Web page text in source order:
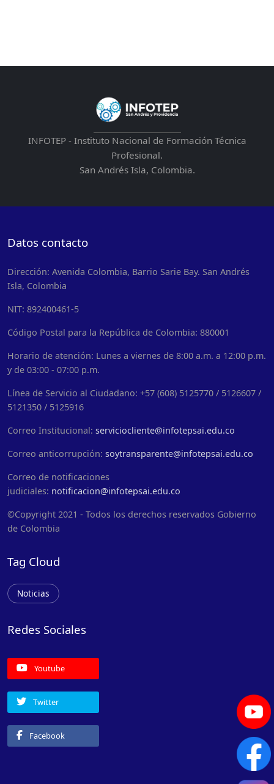
INFOTEP - Instituto Nacional de Formación Técnica
Profesional.
San Andrés Isla, Colombia.
Datos contacto
Dirección: Avenida Colombia, Barrio Sarie Bay. San Andrés
Isla, Colombia
NIT: 892400461-5
Código Postal para la República de Colombia: 880001
Horario de atención: Lunes a viernes de 8:00 a.m. a 12:00 p.m.
y de 03:00 - 07:00 p.m.
Línea de Servicio al Ciudadano: +57 (608) 5125770 / 5126607 /
5121350 / 5125916
Correo Institucional: serviciocliente@infotepsai.edu.co
Correo anticorrupción: soytransparente@infotepsai.edu.co
Correo de notificaciones
judiciales: notificacion@infotepsai.edu.co
©Copyright 2021 - Todos los derechos reservados Gobierno
de Colombia
Tag Cloud
Noticias
Redes Sociales
Youtube
Twitter
Facebook